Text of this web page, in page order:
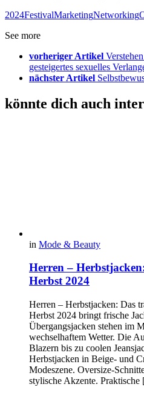
2024FestivalMarketingNetworking
See more
vorheriger Artikel
gesteigertes sexuelles
nächster Artikel
könnte dich auch
in Mode & Beauty
Herren –
Herbst 2024
Herren – Herbstjacken: Das
Herbst 2024 bringt frische
Übergangsjacken stehen im
wechselhaftem Wetter. Die
Blazern bis zu coolen
Herbstjacken in Beige- und
Modeszene. Oversize-
stylische Akzente.